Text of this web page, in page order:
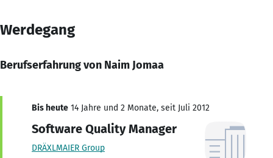
Werdegang
Berufserfahrung von Naim Jomaa
Bis heute 14 Jahre und 2 Monate, seit Juli 2012
Software Quality Manager
DRÄXLMAIER Group